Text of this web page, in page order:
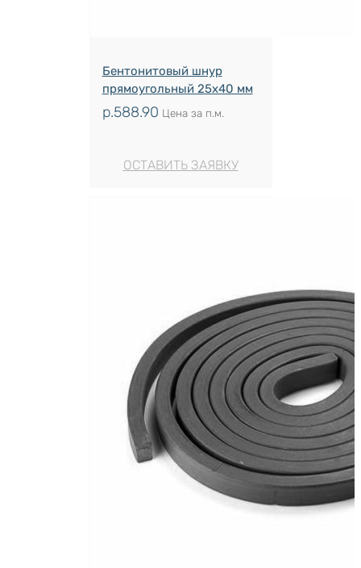
Бентонитовый шнур
прямоугольный 25х40 мм
р.588.90 Цена за п.м.
ОСТАВИТЬ ЗАЯВКУ